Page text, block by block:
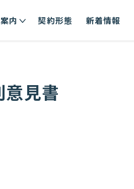
内 契約形態 新着情報
見書